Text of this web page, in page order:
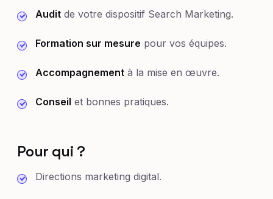
Audit de votre dispositif Search Marketing.
Formation sur mesure pour vos équipes.
Accompagnement à la mise en œuvre.
Conseil et bonnes pratiques.
Pour qui ?
Directions marketing digital.